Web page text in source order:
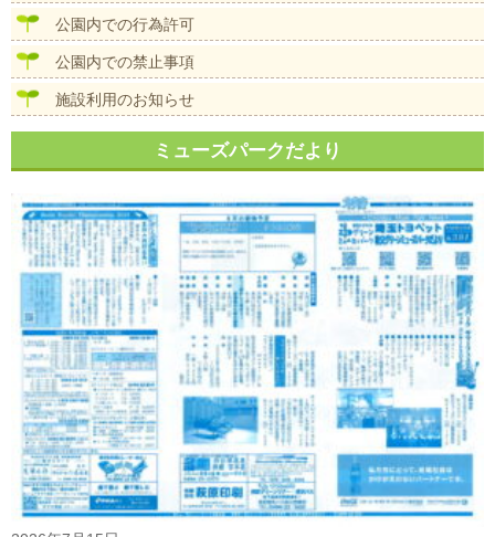
公園内での行為許可
公園内での禁止事項
施設利用のお知らせ
ミューズパークだより